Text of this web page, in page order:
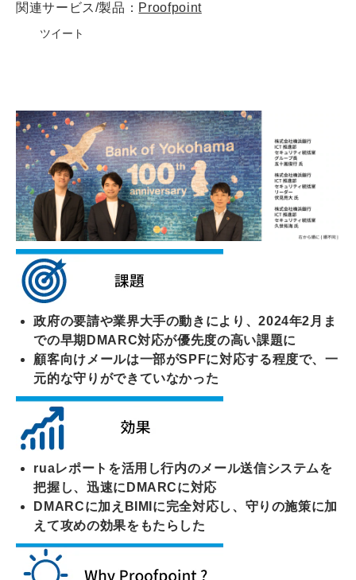
関連サービス/製品： Proofpoint
ツイート
政府の要請や業界大手の動きにより、2024年2月ま
での早期DMARC対応が優先度の高い課題に
顧客向けメールは一部がSPFに対応する程度で、一
元的な守りができていなかった
ruaレポートを活用し行内のメール送信システムを
把握し、迅速にDMARCに対応
DMARCに加えBIMIに完全対応し、守りの施策に加
えて攻めの効果をもたらした